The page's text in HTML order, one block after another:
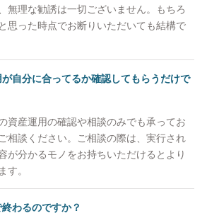
無理な勧誘は一切ございません。もちろ
思った時点でお断りいただいても結構で
自分に合ってるか確認してもらうだけで
資産運用の確認や相談のみでも承ってお
相談ください。ご相談の際は、実行され
が分かるモノをお持ちいただけるとより
。
わるのですか？